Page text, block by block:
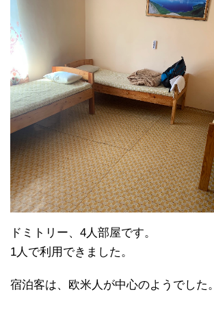
ドミトリー、4人部屋です。
1人で利用できました。
宿泊客は、欧米人が中心のようでした。